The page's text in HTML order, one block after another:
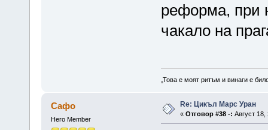
реформа, при
чакало на
„Това е моят ритъм и винаги е
Сафо
Hero Member
Re: Цикъл Марс Уран
« Отговор #38 -: Август